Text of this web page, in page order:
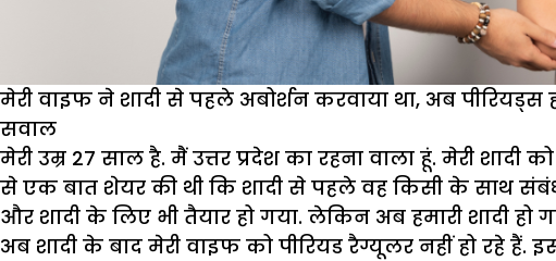
मेरी वाइफ ने शादी से पहले अबोर्शन करवाया था, अब पीरियड्स
सवाल
मेरी उम्र 27 साल है. मैं उत्तर प्रदेश का रहना वाला हूं. मेरी
से एक बात शेयर की थी कि शादी से पहले वह किसी के साथ संबंध
और शादी के लिए भी तैयार हो गया. लेकिन अब हमारी शादी
अब शादी के बाद मेरी वाइफ को पीरियड रैग्यूलर नहीं हो रहे